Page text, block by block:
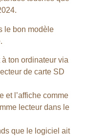
le bon modèle
ton ordinateur via
de carte SD
et l’affiche comme
lecteur dans le
que le logiciel ait